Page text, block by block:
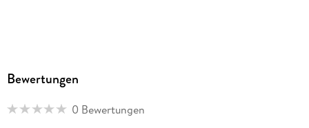
Bewertungen
0 Bewertungen